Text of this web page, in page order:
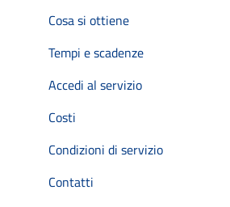
Cosa si ottiene
Tempi e scadenze
Accedi al servizio
Costi
Condizioni di servizio
Contatti